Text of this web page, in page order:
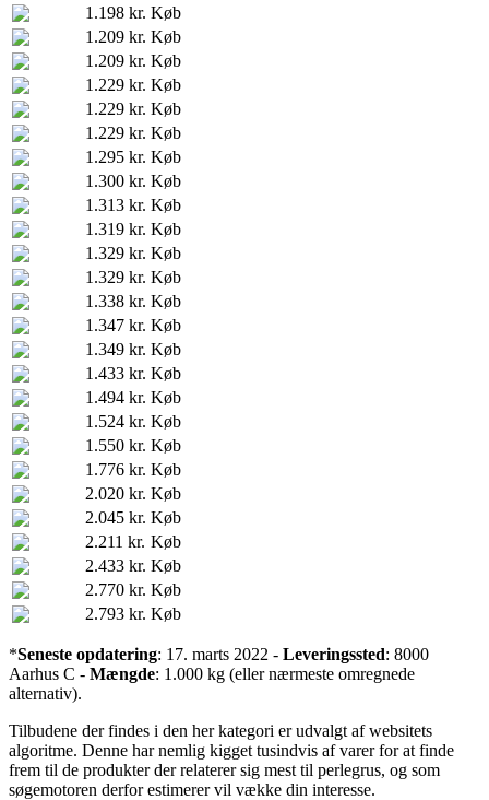
1.198 kr. Køb
1.209 kr. Køb
1.209 kr. Køb
1.229 kr. Køb
1.229 kr. Køb
1.229 kr. Køb
1.295 kr. Køb
1.300 kr. Køb
1.313 kr. Køb
1.319 kr. Køb
1.329 kr. Køb
1.329 kr. Køb
1.338 kr. Køb
1.347 kr. Køb
1.349 kr. Køb
1.433 kr. Køb
1.494 kr. Køb
1.524 kr. Køb
1.550 kr. Køb
1.776 kr. Køb
2.020 kr. Køb
2.045 kr. Køb
2.211 kr. Køb
2.433 kr. Køb
2.770 kr. Køb
2.793 kr. Køb
*Seneste opdatering: 17. marts 2022 - Leveringssted: 8000
Aarhus C - Mængde: 1.000 kg (eller nærmeste omregnede
alternativ).
Tilbudene der findes i den her kategori er udvalgt af websitets
algoritme. Denne har nemlig kigget tusindvis af varer for at finde
frem til de produkter der relaterer sig mest til perlegrus, og som
søgemotoren derfor estimerer vil vække din interesse.